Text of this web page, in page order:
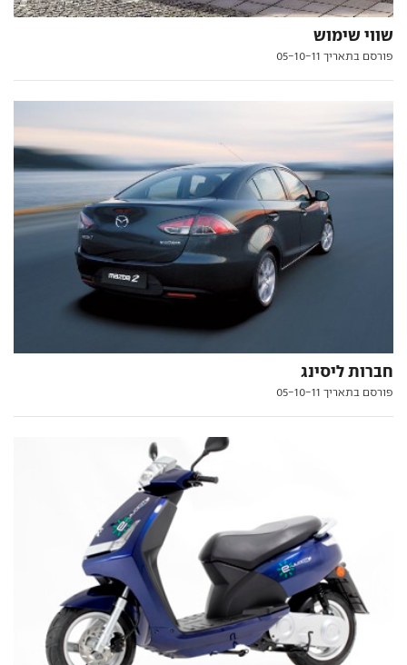
שווי שימוש
פורסם בתאריך 05-10-11
חברות ליסינג
פורסם בתאריך 05-10-11